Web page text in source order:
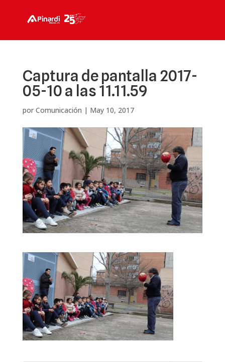
Captura de pantalla 2017-
05-10 a las 11.11.59
por Comunicación | May 10, 2017